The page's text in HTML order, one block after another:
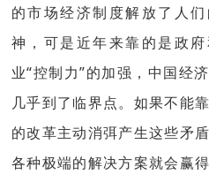
的市场经济制度解放了人
神，可是近年来靠的是政
业“控制力”的加强，中国经
几乎到了临界点。如果不能
的改革主动消弭产生这些矛
各种极端的解决方案就会赢